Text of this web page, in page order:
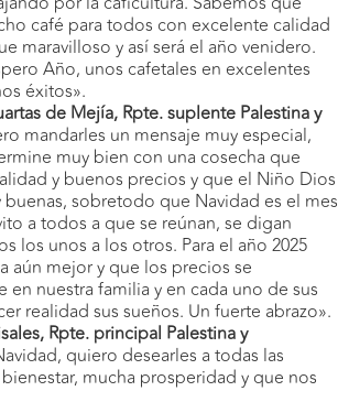
café para todos con excelente calidad
maravilloso y así será el año venidero.
Año, unos cafetales en excelentes
éxitos».
de Mejía, Rpte. suplente Palestina y
mandarles un mensaje muy especial,
muy bien con una cosecha que
y buenos precios y que el Niño Dios
buenas, sobretodo que Navidad es el mes
a todos a que se reúnan, se digan
los unos a los otros. Para el año 2025
aún mejor y que los precios se
en nuestra familia y en cada uno de sus
realidad sus sueños. Un fuerte abrazo».
Rpte. principal Palestina y
quiero desearles a todas las
mucha prosperidad y que nos